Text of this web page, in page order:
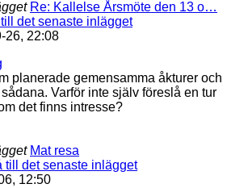
Re: Kallelse Årsmöte den 13 o…
det senaste inlägget
26, 22:08
planerade gemensamma åkturer och
Varför inte själv föreslå en tur
det finns intresse?
Mat resa
till det senaste inlägget
12:50